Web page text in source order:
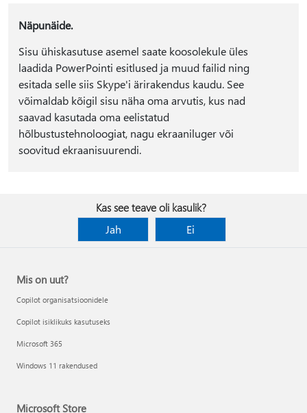
Näpunäide.
Sisu ühiskasutuse asemel saate koosolekule üles
laadida PowerPointi esitlused ja muud failid ning
esitada selle siis Skype'i ärirakendus kaudu. See
võimaldab kõigil sisu näha oma arvutis, kus nad
saavad kasutada oma eelistatud
hõlbustustehnoloogiat, nagu ekraaniluger või
soovitud ekraanisuurendi.
Kas see teave oli kasulik?
Jah
Ei
Mis on uut?
Copilot organisatsioonidele
Copilot isiklikuks kasutuseks
Microsoft 365
Windows 11 rakendused
Microsoft Store